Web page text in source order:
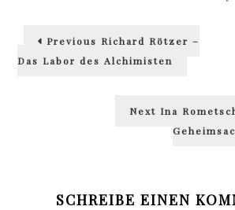
Beitragsnavigation
Previous Previous
Richard Rötzer –
Das Labor des Alchimisten
Next Next
Ina
SCHREIBE EINEN